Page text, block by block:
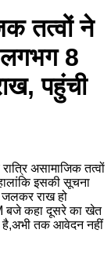
तत्वों ने
8
पहुंची
असामाजिक तत्वों
इसकी सूचना
राख हो
बजे कहा दूसरे का खेत
है,अभी तक आवेदन नहीं